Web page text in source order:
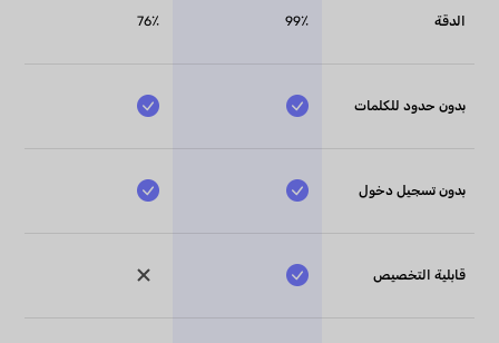
الدقة 99٪ 76٪
بدون حدود للكلمات
بدون تسجيل دخول
قابلية التخصيص